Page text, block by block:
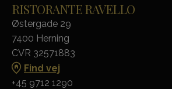
RISTORANTE RAVELLO
Østergade 29
7400 Herning
CVR 32571883
Find vej
+45 9712 1290